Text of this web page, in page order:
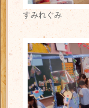
すみれぐみ